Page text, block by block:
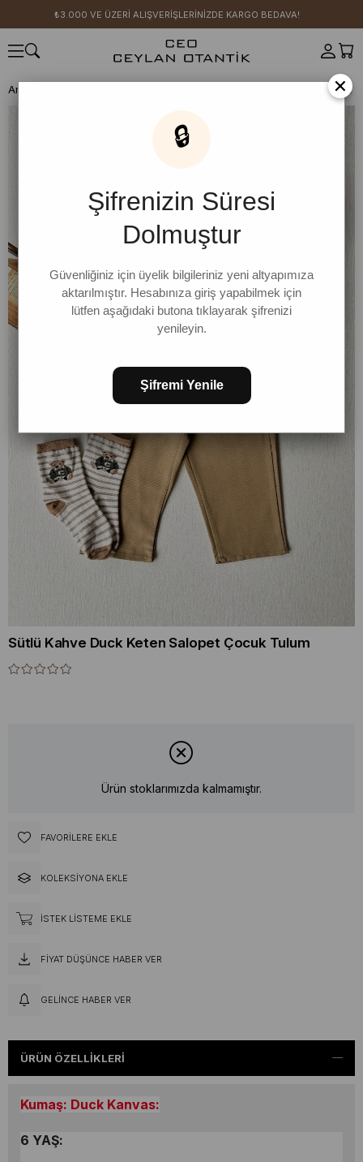
₺3.000 VE ÜZERİ ALIŞVERİŞLERİNİZDE KARGO BEDAVA!
Anasayfa Sütlü Kahve Duck Keten Salopet
Sütlü Kahve Duck Keten Salopet Çocuk Tulum
Ürün stoklarımızda kalmamıştır.
FAVORILERE EKLE
KOLEKSIYONA EKLE
İSTEK LISTEME EKLE
FIYAT DÜŞÜNCE HABER VER
GELINCE HABER VER
ÜRÜN ÖZELLIKLERI
Kumaş: Duck Kanvas:
6 YAŞ:
×
🔒
Şifrenizin Süresi
Dolmuştur
Güvenliğiniz için üyelik bilgileriniz yeni altyapımıza
aktarılmıştır. Hesabınıza giriş yapabilmek için
lütfen aşağıdaki butona tıklayarak şifrenizi
yenileyin.
Şifremi Yenile